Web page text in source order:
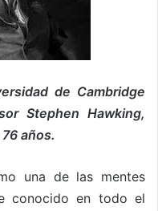
de Cambridge
Stephen Hawking,
años.
una de las mentes
conocido en todo el